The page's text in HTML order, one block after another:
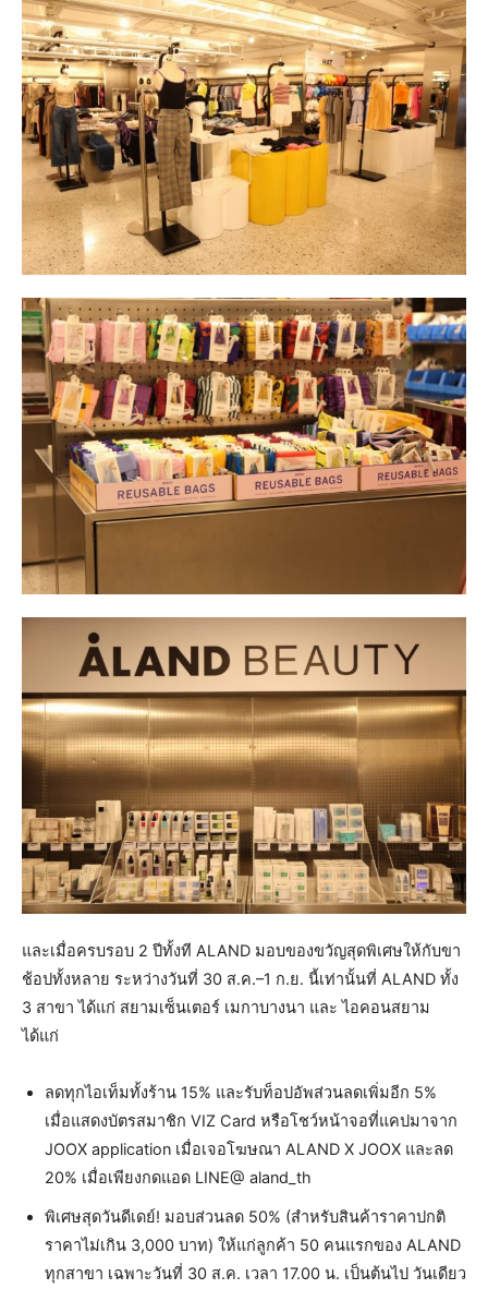
และเมื่อครบรอบ 2 ปีทั้งที ALAND มอบของขวัญสุดพิเศษให้กับขา
ช้อปทั้งหลาย ระหว่างวันที่ 30 ส.ค.–1 ก.ย. นี้เท่านั้นที่ ALAND ทั้ง
3 สาขา ได้แก่ สยามเซ็นเตอร์ เมกาบางนา และ ไอคอนสยาม
ได้แก่
ลดทุกไอเท็มทั้งร้าน 15% และรับท็อปอัพส่วนลดเพิ่มอีก 5%
เมื่อแสดงบัตรสมาชิก VIZ Card หรือโชว์หน้าจอที่แคปมาจาก
JOOX application เมื่อเจอโฆษณา ALAND X JOOX และลด
20% เมื่อเพียงกดแอด LINE@ aland_th
พิเศษสุดวันดีเดย์! มอบส่วนลด 50% (สำหรับสินค้าราคาปกติ
ราคาไม่เกิน 3,000 บาท) ให้แก่ลูกค้า 50 คนแรกของ ALAND
ทุกสาขา เฉพาะวันที่ 30 ส.ค. เวลา 17.00 น. เป็นต้นไป วันเดียว